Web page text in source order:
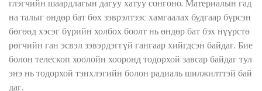
глэгчийн шаардлагын дагуу хатуу сонгоно. Материалын гад
на талыг өндөр бат бөх зэврэлтээс хамгаалах будгаар бүрсэн
бөгөөд хэсэг бүрийн холбох боолт нь өндөр бат бэх нүүрстө
рөгчийн ган эсвэл зэвэрдэггүй гангаар хийгдсэн байдаг. Бие
болон телескоп хоолойн хооронд тодорхой завсар байдаг тул
энэ нь тодорхой тэнхлэгийн болон радиаль шилжилттэй бай